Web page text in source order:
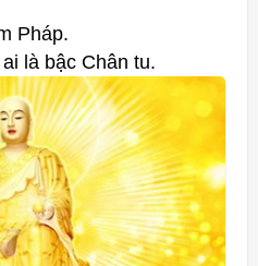
Pháp.
là bậc Chân tu.